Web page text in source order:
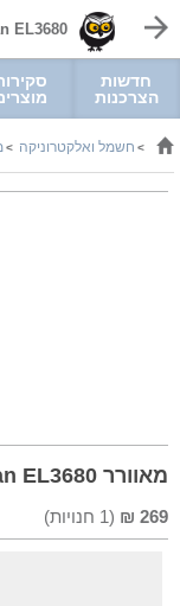
EL3680
חדשות
הצרכנות
> חשמל ואלקטרוניקה >
מאוורר Electro Hanan EL3680
269
₪
(
1 חנויות)